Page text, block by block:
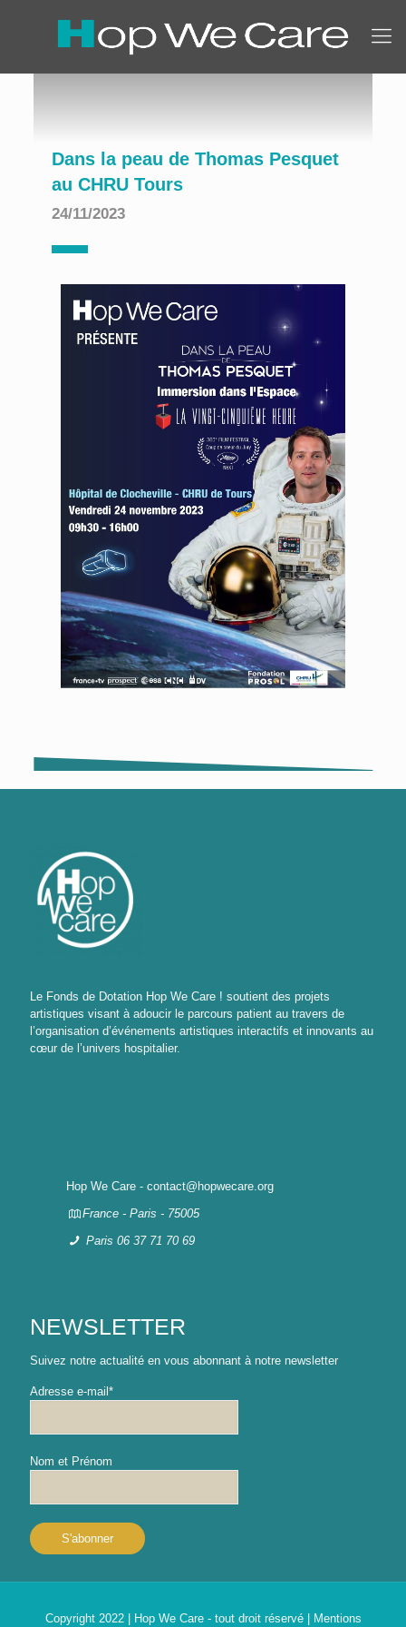
Dans la peau de Thomas Pesquet
au CHRU Tours
24/11/2023
Le Fonds de Dotation Hop We Care ! soutient des projets
artistiques visant à adoucir le parcours patient au travers de
l’organisation d’événements artistiques interactifs et innovants au
cœur de l’univers hospitalier.
Hop We Care - contact@hopwecare.org
France - Paris - 75005
Paris 06 37 71 70 69
NEWSLETTER
Suivez notre actualité en vous abonnant à notre newsletter
Adresse e-mail*
Nom et Prénom
Copyright 2022 | Hop We Care - tout droit réservé | Mentions